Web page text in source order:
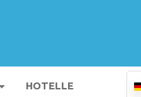
HOTELLE